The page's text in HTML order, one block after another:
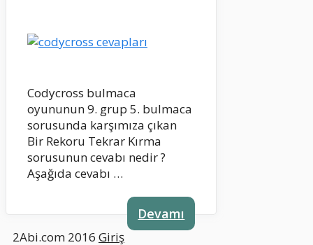
Codycross bulmaca
oyununun 9. grup 5. bulmaca
sorusunda karşımıza çıkan
Bir Rekoru Tekrar Kırma
sorusunun cevabı nedir ?
Aşağıda cevabı …
Devamı
2Abi.com 2016 Giriş